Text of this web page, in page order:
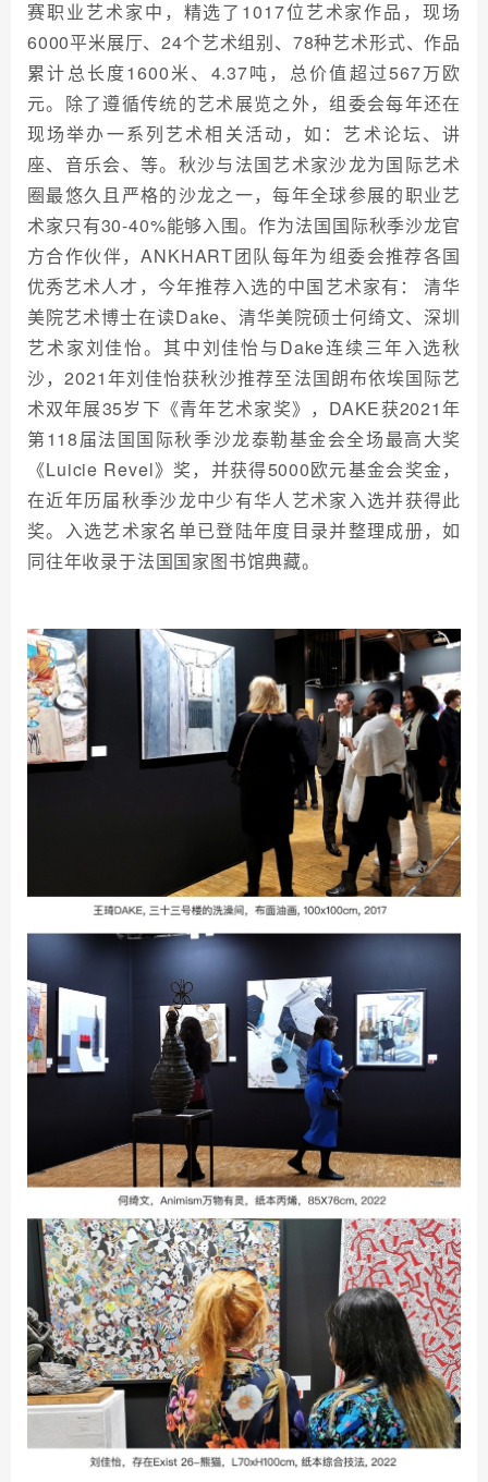
赛职业艺术家中，精选了1017位艺术家作品，现场
6000平米展厅、24个艺术组别、78种艺术形式、作品
累计总长度1600米、4.37吨，总价值超过567万欧
元。除了遵循传统的艺术展览之外，组委会每年还在
现场举办一系列艺术相关活动，如：艺术论坛、讲
座、音乐会、等。秋沙与法国艺术家沙龙为国际艺术
圈最悠久且严格的沙龙之一，每年全球参展的职业艺
术家只有30-40%能够入围。作为法国国际秋季沙龙官
方合作伙伴，ANKHART团队每年为组委会推荐各国
优秀艺术人才，今年推荐入选的中国艺术家有： 清华
美院艺术博士在读Dake、清华美院硕士何绮文、深圳
艺术家刘佳怡。其中刘佳怡与Dake连续三年入选秋
沙，2021年刘佳怡获秋沙推荐至法国朗布依埃国际艺
术双年展35岁下《青年艺术家奖》，DAKE获2021年
第118届法国国际秋季沙龙泰勒基金会全场最高大奖
《Luicie Revel》奖，并获得5000欧元基金会奖金，
在近年历届秋季沙龙中少有华人艺术家入选并获得此
奖。入选艺术家名单已登陆年度目录并整理成册，如
同往年收录于法国国家图书馆典藏。